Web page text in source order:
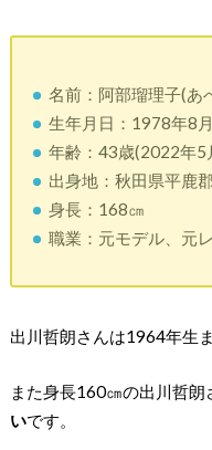
名前：阿部瑠理子(あ
生年月日：1978年8
年齢：43歳(2022年5
出身地：秋田県平鹿
身長：168㎝
職業：元モデル、元
出川哲朗さんは1964年生
また身長160㎝の出川哲朗
いです。